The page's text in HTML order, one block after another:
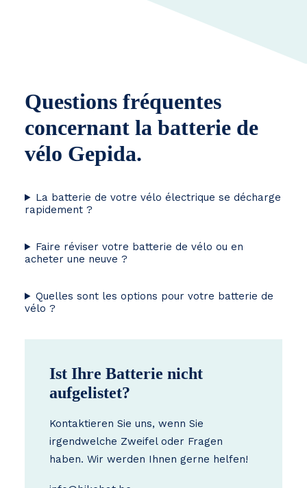
Questions fréquentes
concernant la batterie de
vélo Gepida.
La batterie de votre vélo électrique se décharge
rapidement ?
Faire réviser votre batterie de vélo ou en
acheter une neuve ?
Quelles sont les options pour votre batterie de
vélo ?
Ist Ihre Batterie nicht
aufgelistet?
Kontaktieren Sie uns, wenn Sie
irgendwelche Zweifel oder Fragen
haben. Wir werden Ihnen gerne helfen!